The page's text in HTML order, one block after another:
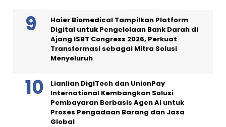
Haier Biomedical Tampilkan Platform
Digital untuk Pengelolaan Bank Darah di
Ajang ISBT Congress 2026, Perkuat
Transformasi sebagai Mitra Solusi
Menyeluruh
Lianlian DigiTech dan UnionPay
International Kembangkan Solusi
Pembayaran Berbasis Agen AI untuk
Proses Pengadaan Barang dan Jasa
Global